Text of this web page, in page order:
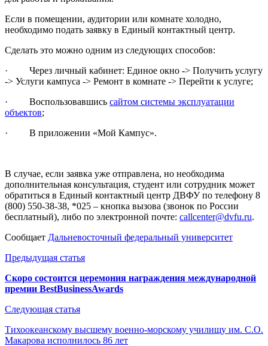
Если в помещении, аудитории или комнате холодно,
необходимо подать заявку в Единый контактный центр.
Сделать это можно одним из следующих способов:
· Через личный кабинет: Единое окно -> Получить услугу
-> Услуги кампуса -> Ремонт в комнате -> Перейти к услуге;
· Воспользовавшись сайтом системы эксплуатации
объектов;
· В приложении «Мой Кампус».
В случае, если заявка уже отправлена, но необходима
дополнительная консультация, студент или сотрудник может
обратиться в Единый контактный центр ДВФУ по телефону 8
(800) 550-38-38, *025 – кнопка вызова (звонок по России
бесплатный), либо по электронной почте: callcenter@dvfu.ru.
Сообщает Дальневосточный федеральный университет
Навигация
по
записям
Предыдущая статья
Скоро состоится церемония награждения международной
премии BestBusinessAwards
Следующая статья
Тихоокеанскому высшему военно-морскому училищу им. С.О.
Макарова исполнилось 86 лет